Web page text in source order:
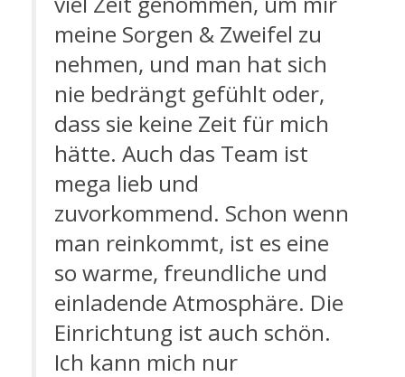
meine Sorgen & Zweifel zu
nehmen, und man hat sich
nie bedrängt gefühlt oder,
dass sie keine Zeit für mich
hätte. Auch das Team ist
mega lieb und
zuvorkommend. Schon wenn
man reinkommt, ist es eine
so warme, freundliche und
einladende Atmosphäre. Die
Einrichtung ist auch schön.
Ich kann mich nur